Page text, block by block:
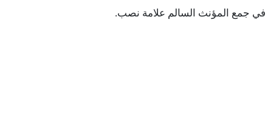
في جمع المؤنث السالم علامة نصب.